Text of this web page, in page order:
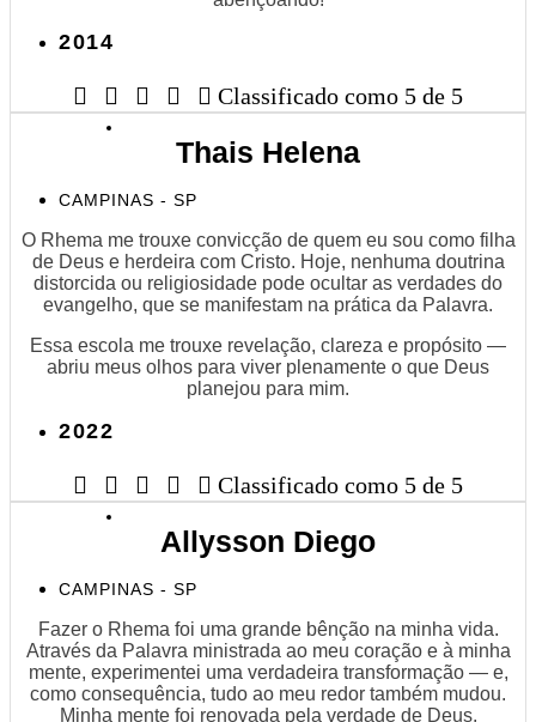
2014
     Classificado como 5 de 5
Thais Helena
CAMPINAS - SP
O Rhema me trouxe convicção de quem eu sou como filha
de Deus e herdeira com Cristo. Hoje, nenhuma doutrina
distorcida ou religiosidade pode ocultar as verdades do
evangelho, que se manifestam na prática da Palavra.
Essa escola me trouxe revelação, clareza e propósito —
abriu meus olhos para viver plenamente o que Deus
planejou para mim.
2022
     Classificado como 5 de 5
Allysson Diego
CAMPINAS - SP
Fazer o Rhema foi uma grande bênção na minha vida.
Através da Palavra ministrada ao meu coração e à minha
mente, experimentei uma verdadeira transformação — e,
como consequência, tudo ao meu redor também mudou.
Minha mente foi renovada pela verdade de Deus.